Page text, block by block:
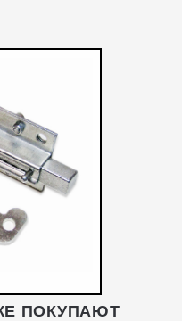
ПОКУПАЮТ